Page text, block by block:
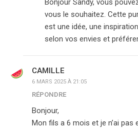
Bonjour Sandy, vous
vous le souhaitez. Cette
est une idée, une
selon vos envies et
CAMILLE
6 MARS 2025 À 21:05
RÉPONDRE
Bonjour,
Mon fils a 6 mois et je n’ai pas